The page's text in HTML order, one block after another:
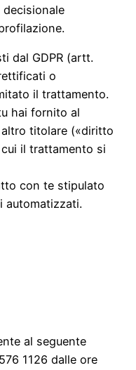
decisionale
dal GDPR (artt.
o
il trattamento.
hai fornito al
titolare («diritto
il trattamento si
con te stipulato
automatizzati.
al seguente
1126 dalle ore